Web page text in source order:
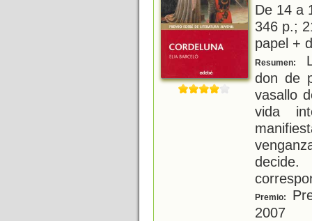
De 14 a
346 p.;
papel +
Resumen:
don de
vasallo
vida
Premio:
2007